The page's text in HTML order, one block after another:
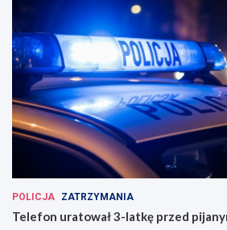
POLICJA ZATRZYMANIA
Telefon uratował 3-latkę przed